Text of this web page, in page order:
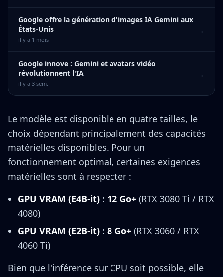
Google offre la génération d'images IA Gemini aux
États-Unis
il y a 1 mois
→
Google innove : Gemini et avatars vidéo
révolutionnent l'IA
il y a 3 sem.
→
Le modèle est disponible en quatre tailles, le
choix dépendant principalement des capacités
matérielles disponibles. Pour un
fonctionnement optimal, certaines exigences
matérielles sont à respecter :
GPU VRAM (E4B-it) : 12 Go+ (RTX 3080 Ti / RTX
4080)
GPU VRAM (E2B-it) : 8 Go+ (RTX 3060 / RTX
4060 Ti)
Bien que l'inférence sur CPU soit possible, elle